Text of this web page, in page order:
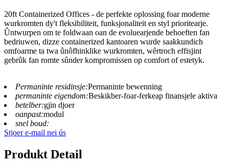
20ft Containerized Offices - de perfekte oplossing foar moderne
wurkromten dy't fleksibiliteit, funksjonaliteit en styl prioritearje.
Ûntwurpen om te foldwaan oan de evoluearjende behoeften fan
bedriuwen, dizze containerized kantoaren wurde saakkundich
omfoarme ta twa ûnôfhinklike wurkromten, wêrtroch effisjint
gebrûk fan romte sûnder kompromissen op comfort of estetyk.
Permaninte residinsje:Permaninte bewenning
permaninte eigendom:Beskikber-foar-ferkeap finansjele aktiva
betelber:gjin djoer
oanpast:modul
snel boud:
Stjoer e-mail nei ús
Produkt Detail